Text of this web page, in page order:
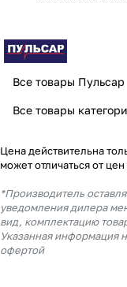
Все товары Пульсар
Все товары
Цена действительна
может отличаться от
*Производитель
уведомления дилера
вид, комплектацию
Указанная информация
офертой